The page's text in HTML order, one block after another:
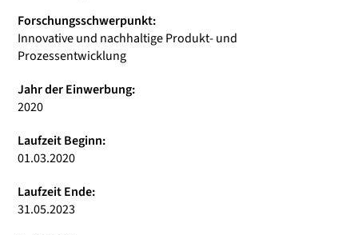
Forschungsschwerpunkt:
Innovative und nachhaltige Produkt- und
Prozessentwicklung
Jahr der Einwerbung:
2020
Laufzeit Beginn:
01.03.2020
Laufzeit Ende:
31.05.2023